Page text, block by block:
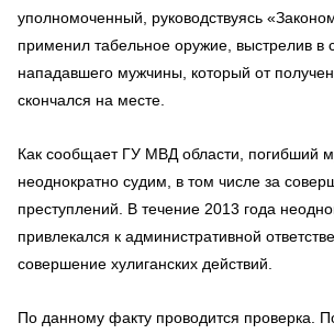
уполномоченный, руководствуясь
применил табельное оружие, выстрелив в
нападавшего мужчины, который от
скончался на месте.
Как сообщает ГУ МВД области, погибший
неоднократно судим, в том числе за
преступлений. В течение 2013 года
привлекался к административной
совершение хулиганских действий.
По данному факту проводится проверка.